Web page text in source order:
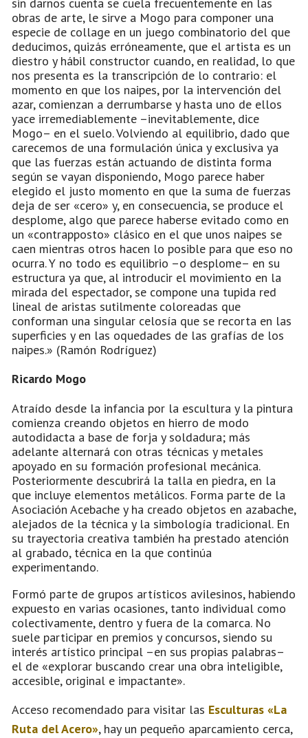
obras de arte, le sirve a Mogo para componer una
especie de collage en un juego combinatorio del que
deducimos, quizás erróneamente, que el artista es un
diestro y hábil constructor cuando, en realidad, lo que
nos presenta es la transcripción de lo contrario: el
momento en que los naipes, por la intervención del
azar, comienzan a derrumbarse y hasta uno de ellos
yace irremediablemente –inevitablemente, dice
Mogo– en el suelo. Volviendo al equilibrio, dado que
carecemos de una formulación única y exclusiva ya
que las fuerzas están actuando de distinta forma
según se vayan disponiendo, Mogo parece haber
elegido el justo momento en que la suma de fuerzas
deja de ser «cero» y, en consecuencia, se produce el
desplome, algo que parece haberse evitado como en
un «contrapposto» clásico en el que unos naipes se
caen mientras otros hacen lo posible para que eso no
ocurra. Y no todo es equilibrio –o desplome– en su
estructura ya que, al introducir el movimiento en la
mirada del espectador, se compone una tupida red
lineal de aristas sutilmente coloreadas que
conforman una singular celosía que se recorta en las
superficies y en las oquedades de las grafías de los
naipes.» (Ramón Rodríguez)
Ricardo Mogo
Atraído desde la infancia por la escultura y la pintura
comienza creando objetos en hierro de modo
autodidacta a base de forja y soldadura; más
adelante alternará con otras técnicas y metales
apoyado en su formación profesional mecánica.
Posteriormente descubrirá la talla en piedra, en la
que incluye elementos metálicos. Forma parte de la
Asociación Acebache y ha creado objetos en azabache,
alejados de la técnica y la simbología tradicional. En
su trayectoria creativa también ha prestado atención
al grabado, técnica en la que continúa
experimentando.
Formó parte de grupos artísticos avilesinos, habiendo
expuesto en varias ocasiones, tanto individual como
colectivamente, dentro y fuera de la comarca. No
suele participar en premios y concursos, siendo su
interés artístico principal –en sus propias palabras–
el de «explorar buscando crear una obra inteligible,
accesible, original e impactante».
Acceso recomendado para visitar las Esculturas «La
Ruta del Acero», hay un pequeño aparcamiento cerca,